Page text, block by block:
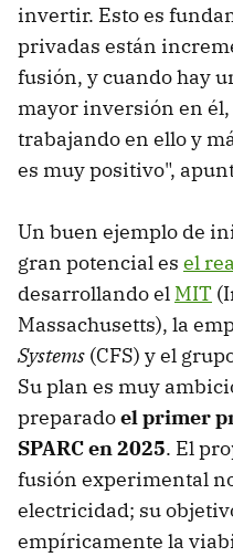
invertir. Esto es
privadas están
fusión, y cuando hay
mayor inversión en
trabajando en ello y
es muy positivo",
Un buen ejemplo de
gran potencial es el
desarrollando el MIT
Massachusetts), la
Systems (CFS) y el
Su plan es muy
preparadoel primer
SPARC en 2025. El
fusión experimental
electricidad; su
empíricamente la